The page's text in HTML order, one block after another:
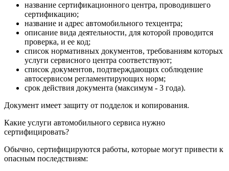
название сертификационного центра, проводившего
сертификацию;
название и адрес автомобильного техцентра;
описание вида деятельности, для которой проводится
проверка, и ее код;
список нормативных документов, требованиям которых
услуги сервисного центра соответствуют;
список документов, подтверждающих соблюдение
автосервисом регламентирующих норм;
срок действия документа (максимум - 3 года).
Документ имеет защиту от подделок и копирования.
Какие услуги автомобильного сервиса нужно
сертифицировать?
Обычно, сертифицируются работы, которые могут привести к
опасным последствиям: